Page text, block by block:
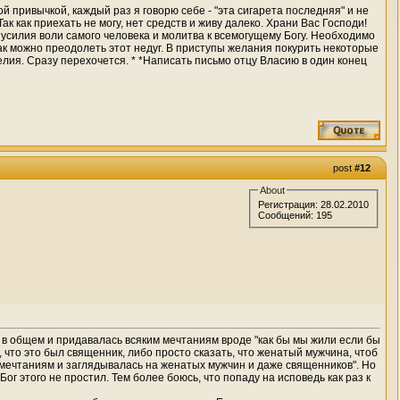
каждый раз я говорю себе - "эта сигарета последняя" и не
как приехать не могу, нет средств и живу далеко. Храни Вас Господи!
воли самого человека и молитва к всемогущему Богу. Необходимо
можно преодолеть этот недуг. В приступы желания покурить некоторые
Сразу перехочется. * *Написать письмо отцу Власию в один конец
post#12
About
Регистрация: 28.02.2010
Сообщений: 195
общем и придавалась всяким мечтаниям вроде "как бы мы жили если бы
это был священник, либо просто сказать, что женатый мужчина, чтоб
и заглядывалась на женатых мужчин и даже священников". Но
этого не простил. Тем более боюсь, что попаду на исповедь как раз к